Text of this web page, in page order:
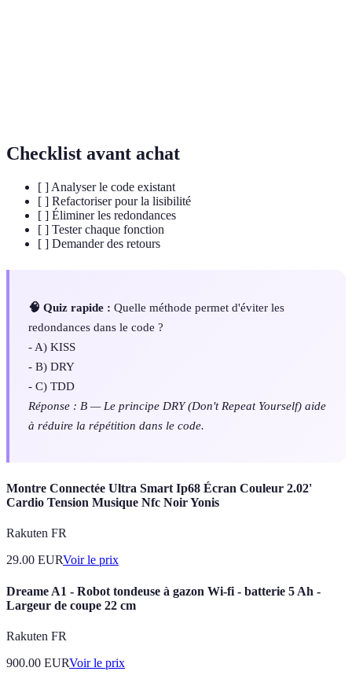
Checklist avant achat
[ ] Analyser le code existant
[ ] Refactoriser pour la lisibilité
[ ] Éliminer les redondances
[ ] Tester chaque fonction
[ ] Demander des retours
🧠 Quiz rapide : Quelle méthode permet d'éviter les
redondances dans le code ?
- A) KISS
- B) DRY
- C) TDD
Réponse : B — Le principe DRY (Don't Repeat Yourself) aide
à réduire la répétition dans le code.
Montre Connectée Ultra Smart Ip68 Écran Couleur 2.02'
Cardio Tension Musique Nfc Noir Yonis
Rakuten FR
29.00 EURVoir le prix
Dreame A1 - Robot tondeuse à gazon Wi-fi - batterie 5 Ah -
Largeur de coupe 22 cm
Rakuten FR
900.00 EURVoir le prix